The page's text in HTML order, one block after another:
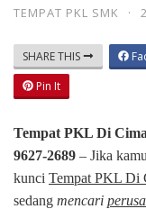
TEMPAT PKL SMK ·
SHARE THIS
Pin It
Tempat PKL Di
9627-2689 – Jika
kunci Tempat PKL Di
sedang mencari